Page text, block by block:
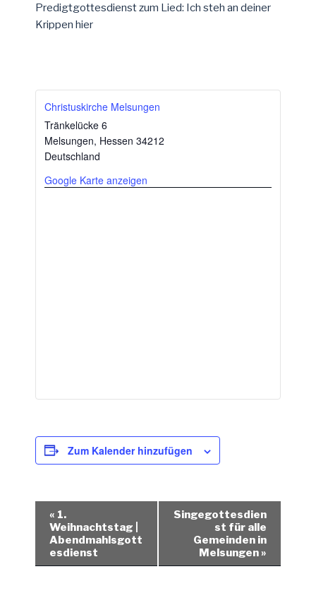
Predigtgottesdienst zum Lied: Ich steh an deiner
Krippen hier
Christuskirche Melsungen
Tränkelücke 6
Melsungen, Hessen 34212
Deutschland
Google Karte anzeigen
Zum Kalender hinzufügen
a
« 1.
Weihnachtstag |
Abendmahlsgott
esdienst
Singegottesdien
st für alle
Gemeinden in
Melsungen »